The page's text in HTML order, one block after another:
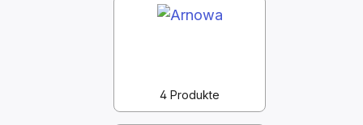
4 Produkte